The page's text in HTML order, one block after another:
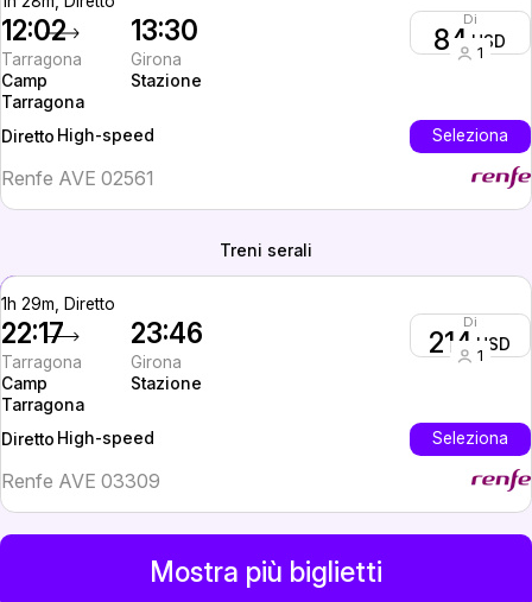
12:02
Tarragona
Camp
Tarragona
13:30
Girona
Stazione
Di
84 USD
1
Diretto High-speed Seleziona
Renfe AVE 02561
Treni serali
1h 29m, Diretto
22:17
Tarragona
Camp
Tarragona
23:46
Girona
Stazione
Di
214 USD
1
Diretto High-speed Seleziona
Renfe AVE 03309
Mostra più biglietti